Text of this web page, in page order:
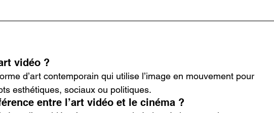
vidéo ?
d’art contemporain qui utilise l’image en mouvement pour
esthétiques, sociaux ou politiques.
entre l’art vidéo et le cinéma ?